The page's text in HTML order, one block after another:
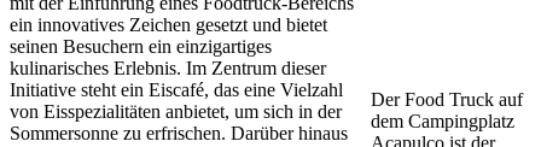
ein innovatives Zeichen gesetzt und bietet
seinen Besuchern ein einzigartiges
kulinarisches Erlebnis. Im Zentrum dieser
Initiative steht ein Eiscafé, das eine Vielzahl
von Eisspezialitäten anbietet, um sich in der
Sommersonne zu erfrischen. Darüber hinaus
Der Food Truck auf
dem Campingplatz